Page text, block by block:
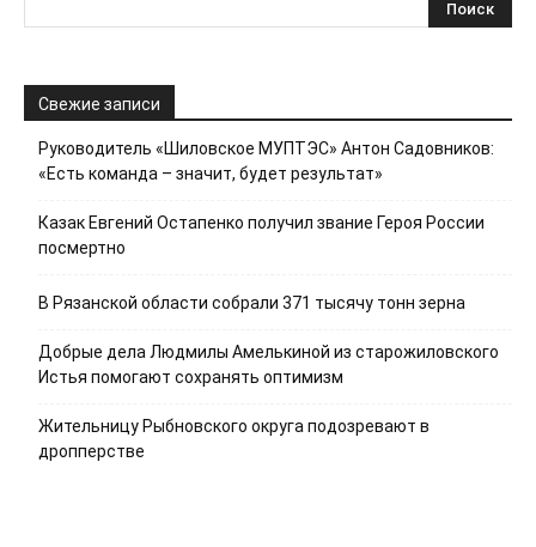
Свежие записи
Руководитель «Шиловское МУПТЭС» Антон Садовников:
«Есть команда – значит, будет результат»
Казак Евгений Остапенко получил звание Героя России
посмертно
В Рязанской области собрали 371 тысячу тонн зерна
Добрые дела Людмилы Амелькиной из старожиловского
Истья помогают сохранять оптимизм
Жительницу Рыбновского округа подозревают в
дропперстве